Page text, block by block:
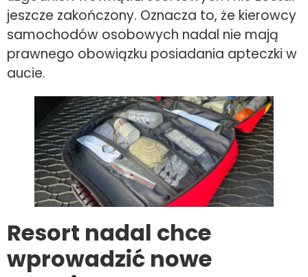
jeszcze zakończony. Oznacza to, że kierowcy
samochodów osobowych nadal nie mają
prawnego obowiązku posiadania apteczki w
aucie.
Resort nadal chce
wprowadzić nowe